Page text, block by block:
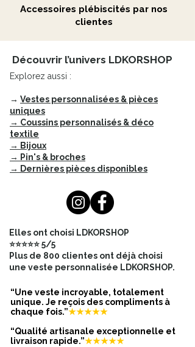
discrète ou un modèle plus
audacieux en acier, notre collection
goûts.
hypoallergénique, ce qui en fait un
choix idéal pour les personnes à la
peau sensible.
Optez pour l'élégance et la
simplicité avec nos
acier inoxydableréglables par
s'adapte à toutes vos envies !
composée d'une ouverture à l'avant
et de deux demi cercles.
Ajustable, la bague se resserre ou
s'agrandit
Garantie sans nickel, sans cadmium,
sans sel de plomb.
Résiste à l’eau et ne noircit pas.
Accessoires plébiscités par nos
clientes
Découvrir l’univers LDKORSHOP
Explorez aussi :
→ Vestes personnalisées & pièces
uniques
→ Coussins personnalisés & déco
textile
→ Bijoux
→ Pin's & broches
→ Dernières pièces disponibles
Elles ont choisi LDKORSHOP
⭐⭐⭐⭐⭐ 5/5
Plus de 800 clientes ont déjà choisi
une veste personnalisée LDKORSHOP.
“Une veste incroyable, totalement
unique. Je reçois des compliments à
chaque fois.”★★★★★
“Qualité artisanale exceptionnelle et
livraison rapide.”★★★★★